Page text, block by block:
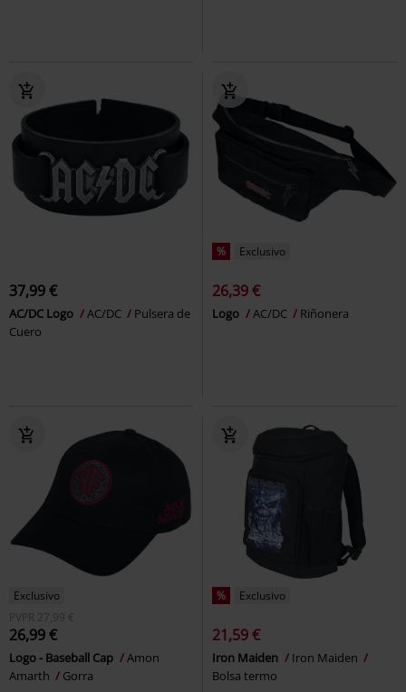
37,99 €
AC/DC Logo AC/DC
Pulsera de
Cuero
% Exclusivo
26,39 €
Logo AC/DC Riñonera
Exclusivo
PVPR 27,99 €
26,99 €
Logo - Baseball Cap
Amon
Amarth
Gorra
% Exclusivo
21,59 €
Iron Maiden
Iron Maiden
Bolsa termo